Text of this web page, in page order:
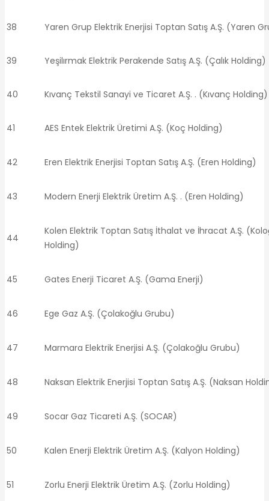
38 Yaren Grup Elektrik Enerjisi Toptan Satış A.Ş. (Yaren
39 Yeşilırmak Elektrik Perakende Satış A.Ş. (Çalık Holding)
40 Kıvanç Tekstil Sanayi ve Ticaret A.Ş. . (Kıvanç Holding)
41 AES Entek Elektrik Üretimi A.Ş. (Koç Holding)
42 Eren Elektrik Enerjisi Toptan Satış A.Ş. (Eren Holding)
43 Modern Enerji Elektrik Üretim A.Ş. . (Eren Holding)
44
Kolen Elektrik Toptan Satış İthalat ve İhracat A.Ş.
Holding)
45 Gates Enerji Ticaret A.Ş. (Gama Enerji)
46 Ege Gaz A.Ş. (Çolakoğlu Grubu)
47 Marmara Elektrik Enerjisi A.Ş. (Çolakoğlu Grubu)
48 Naksan Elektrik Enerjisi Toptan Satış A.Ş. (Naksan
49 Socar Gaz Ticareti A.Ş. (SOCAR)
50 Kalen Enerji Elektrik Üretim A.Ş. (Kalyon Holding)
51 Zorlu Enerji Elektrik Üretim A.Ş. (Zorlu Holding)